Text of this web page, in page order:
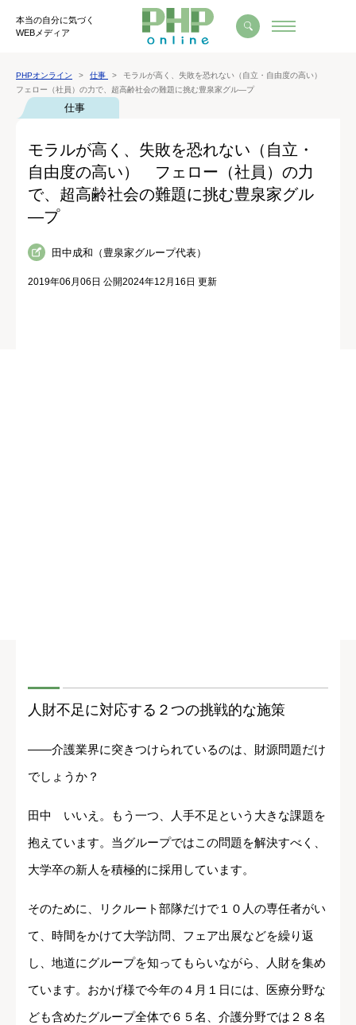
本当の自分に気づく
WEBメディア
PHPオンライン 仕事
モラルが高く、失敗を恐れない（自立・自由度の高い）
フェロー（社員）の力で、超高齢社会の難題に挑む豊泉家グル―プ
仕事
モラルが高く、失敗を恐れない（自立・
自由度の高い） フェロー（社員）の力
で、超高齢社会の難題に挑む豊泉家グル
―プ
田中成和（豊泉家グループ代表）
2019年06月06日 公開2024年12月16日 更新
人財不足に対応する２つの挑戦的な施策
――介護業界に突きつけられているのは、財源問題だけ
でしょうか？
田中 いいえ。もう一つ、人手不足という大きな課題を
抱えています。当グループではこの問題を解決すべく、
大学卒の新人を積極的に採用しています。
そのために、リクルート部隊だけで１０人の専任者がい
て、時間をかけて大学訪問、フェア出展などを繰り返
し、地道にグループを知ってもらいながら、人財を集め
ています。おかげ様で今年の４月１日には、医療分野な
ども含めたグループ全体で６５名、介護分野では２８名